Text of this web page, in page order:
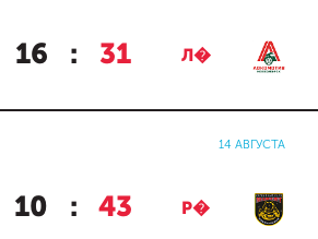
16 : 31 Л�
14 АВГУСТА
10 : 43 Р�